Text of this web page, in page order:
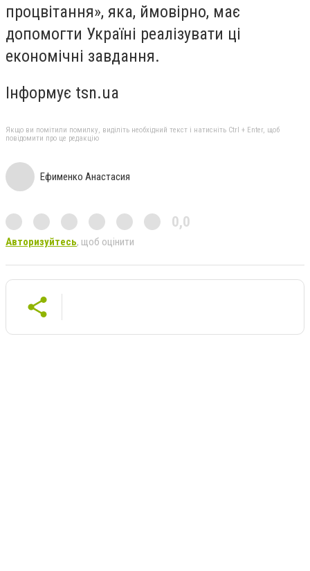
процвітання», яка, ймовірно, має
допомогти Україні реалізувати ці
економічні завдання.
Інформує tsn.ua
Якщо ви помітили помилку, виділіть необхідний текст і натисніть Ctrl + Enter, щоб
повідомити про це редакцію
Ефименко Анастасия
0,0
Авторизуйтесь, щоб оцінити